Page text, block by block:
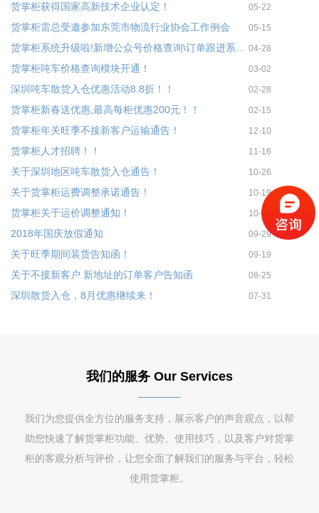
货掌柜获得国家高新技术企业认定！ 05-22
货掌柜雷总受邀参加东莞市物流行业协会工作例会 05-15
货掌柜系统升级啦!新增公众号价格查询\订单跟进系统上线 04-28
货掌柜吨车价格查询模块开通！ 03-02
深圳吨车散货入仓优惠活动8.8折！！ 02-28
货掌柜新春送优惠,最高每柜优惠200元！！ 02-15
货掌柜年关旺季不接新客户运输通告！ 12-10
货掌柜人才招聘！！ 11-16
关于深圳地区吨车散货入仓通告！ 10-26
关于货掌柜运费调整承诺通告！ 10-19
货掌柜关于运价调整通知！ 10-13
2018年国庆放假通知 09-29
关于旺季期间装货告知函！ 09-19
关于不接新客户 新地址的订单客户告知函 08-25
深圳散货入仓，8月优惠继续来！ 07-31
我们的服务 Our Services
我们为您提供全方位的服务支持，展示客户的声音观点，以帮
助您快速了解货掌柜功能、优势、使用技巧，以及客户对货掌
柜的客观分析与评价，让您全面了解我们的服务与平台，轻松
使用货掌柜。